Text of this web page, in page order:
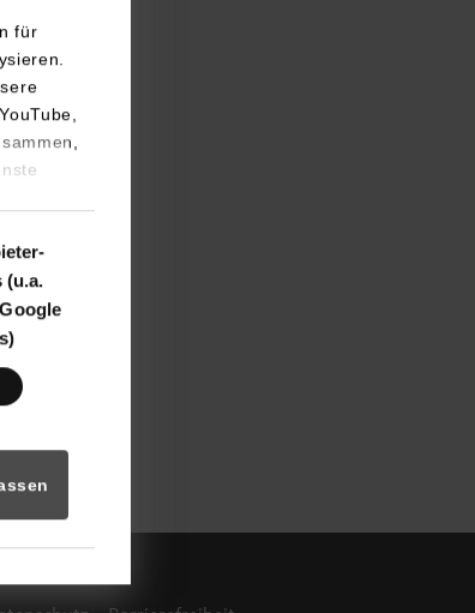
für
(u.a.